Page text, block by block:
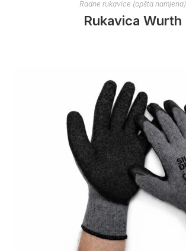
Radne rukavice (opšta namjena)
Rukavica Wurth